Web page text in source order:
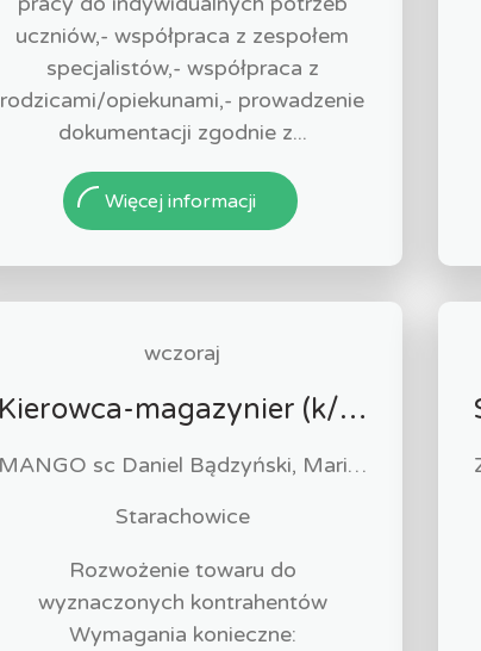
uczniów,- współpraca z zespołem
specjalistów,- współpraca z
rodzicami/opiekunami,- prowadzenie
dokumentacji zgodnie z...
Więcej informacji
wczoraj
Kierowca-magazynier (k/m)
MANGO sc Daniel Bądzyński, Maria Bądzyńska
Starachowice
Rozwożenie towaru do
wyznaczonych kontrahentów
Wymagania konieczne: